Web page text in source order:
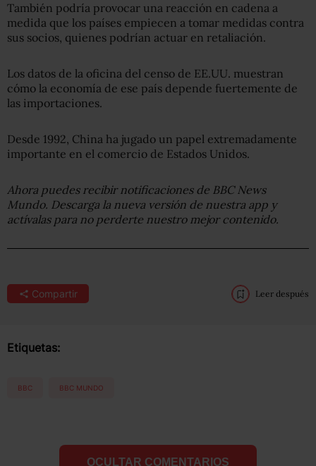
También podría provocar una reacción en cadena a
medida que los países empiecen a tomar medidas contra
sus socios, quienes podrían actuar en retaliación.
Los datos de la oficina del censo de EE.UU. muestran
cómo la economía de ese país depende fuertemente de
las importaciones.
Desde 1992, China ha jugado un papel extremadamente
importante en el comercio de Estados Unidos.
Ahora puedes recibir notificaciones de BBC News
Mundo. Descarga la nueva versión de nuestra app y
actívalas para no perderte nuestro mejor contenido.
Compartir Leer después
Etiquetas:
BBC BBC MUNDO
OCULTAR COMENTARIOS